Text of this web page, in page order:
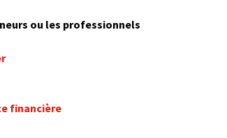
ou les professionnels
financière